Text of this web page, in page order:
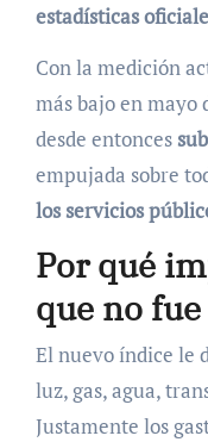
estadísticas
Con la medición
más bajo en mayo
desde entonces
empujada sobre
los servicios
Por qué
que no fue
El nuevo índice le
luz, gas, agua,
Justamente los